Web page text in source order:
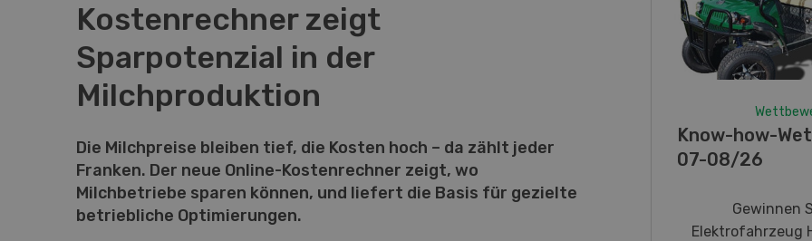
Kostenrechner zeigt
Sparpotenzial in der
Milchproduktion
Die Milchpreise bleiben tief, die Kosten hoch – da zählt jeder
Franken. Der neue Online-Kostenrechner zeigt, wo
Milchbetriebe sparen können, und liefert die Basis für gezielte
betriebliche Optimierungen.
Know-how-
07-08/26
Gewinnen
Elektrofahrzeug